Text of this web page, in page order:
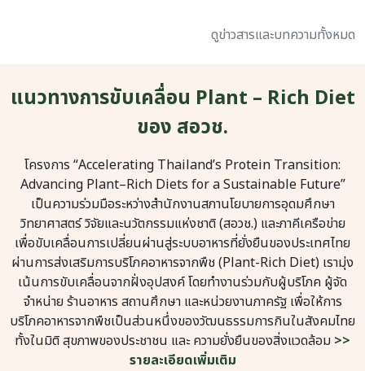
ดูข่าวสารและบทความทั้งหมด
แนวทางการขับเคลื่อน Plant – Rich Diet
ของ สอวช.
โครงการ “Accelerating Thailand’s Protein Transition:
Advancing Plant–Rich Diets for a Sustainable Future”
เป็นความร่วมมือระหว่างสำนักงานสภานโยบายการอุดมศึกษา
วิทยาศาสตร์ วิจัยและนวัตกรรมแห่งชาติ (สอวช.) และภาคีเครือข่าย
เพื่อขับเคลื่อนการเปลี่ยนผ่านสู่ระบบอาหารที่ยั่งยืนของประเทศไทย
ผ่านการส่งเสริมการบริโภคอาหารจากพืช (Plant-Rich Diet) เรามุ่ง
เน้นการขับเคลื่อนจากฝั่งอุปสงค์ โดยทำงานร่วมกับผู้บริโภค ผู้จัด
จำหน่าย ร้านอาหาร สถานศึกษา และหน่วยงานภาครัฐ เพื่อให้การ
บริโภคอาหารจากพืชเป็นส่วนหนึ่งของวัฒนธรรมการกินในสังคมไทย
ทั้งในมิติ สุขภาพของประชาชน และ ความยั่งยืนของสิ่งแวดล้อม >>
รายละเอียดเพิ่มเติม